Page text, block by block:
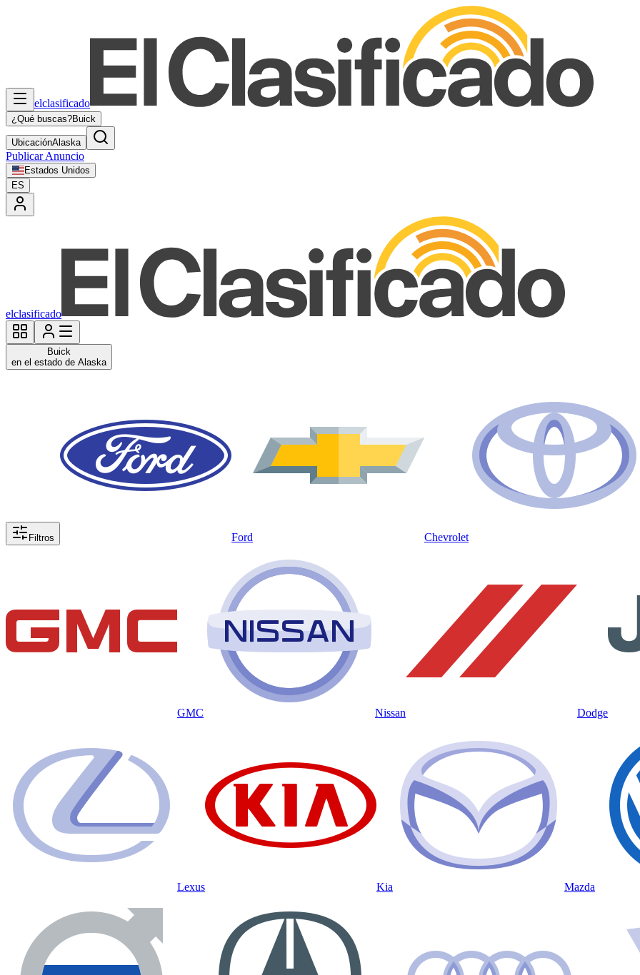
elclasificado
¿Qué buscas?Buick
UbicaciónAlaska
Publicar Anuncio
Estados Unidos
ES
elclasificado
Buick
en el estado de Alaska
Filtros Ford Chevrolet
GMC Nissan Dodge
Lexus Kia Mazda